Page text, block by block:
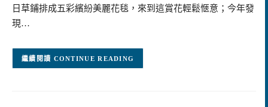
日草鋪排成五彩繽紛美麗花毯，來到這賞花輕鬆愜意；今年發
現…
CONTINUE READING